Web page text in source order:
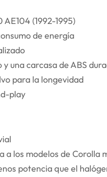
(1992-1995)
de energía
una carcasa de ABS
para la longevidad
play
los modelos de Corolla
potencia que el